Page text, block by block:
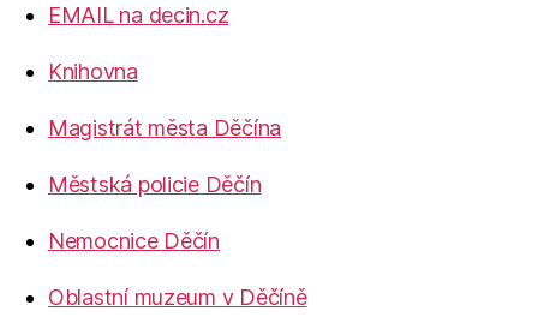
EMAIL na decin.cz
Knihovna
Magistrát města Děčína
Městská policie Děčín
Nemocnice Děčín
Oblastní muzeum v Děčíně